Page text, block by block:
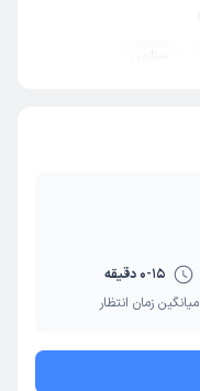
سزارین
0-15 دقیقه
میانگین زمان انتظار